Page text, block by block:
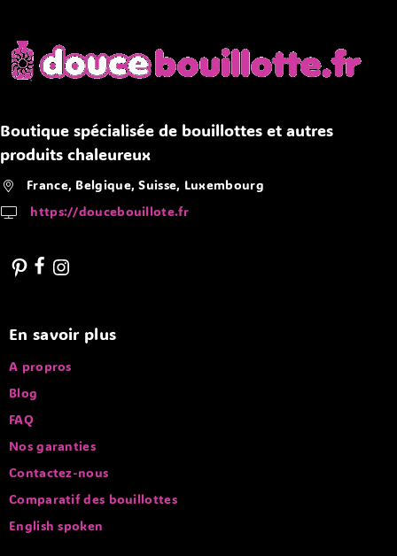
Boutique spécialisée de bouillottes et autres
France, Belgique, Suisse, Luxembourg
A propros
Blog
FAQ
Nos garanties
Contactez-nous
Comparatif des bouillottes